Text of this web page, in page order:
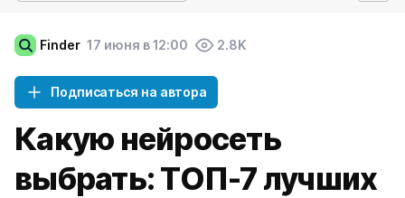
Finder 17 июня в 12:00 2.8K
Подписаться на автора
Какую нейросеть
выбрать: ТОП-7 лучших